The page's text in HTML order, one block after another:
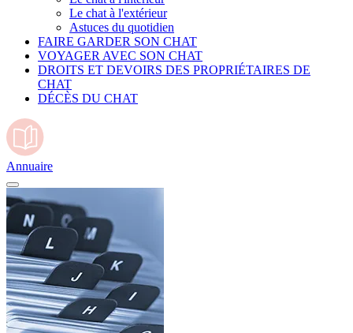
Le chat à l'extérieur
Astuces du quotidien
FAIRE GARDER SON CHAT
VOYAGER AVEC SON CHAT
DROITS ET DEVOIRS DES PROPRIÉTAIRES DE
CHAT
DÉCÈS DU CHAT
Annuaire